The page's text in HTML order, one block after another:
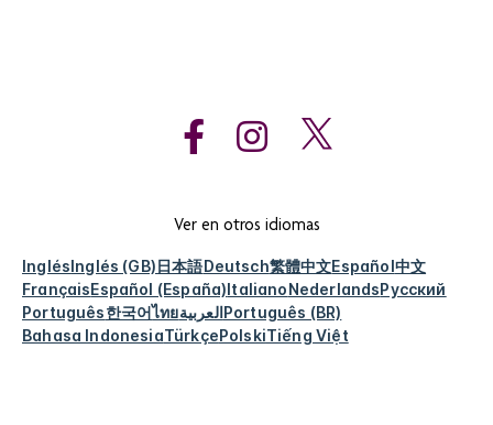
Ver en otros idiomas
InglésInglés (GB)日本語Deutsch繁體中文Español中文
FrançaisEspañol (España)ItalianoNederlandsРусский
Português한국어ไทยالعربيةPortuguês (BR)
Bahasa IndonesiaTürkçePolskiTiếng Việt